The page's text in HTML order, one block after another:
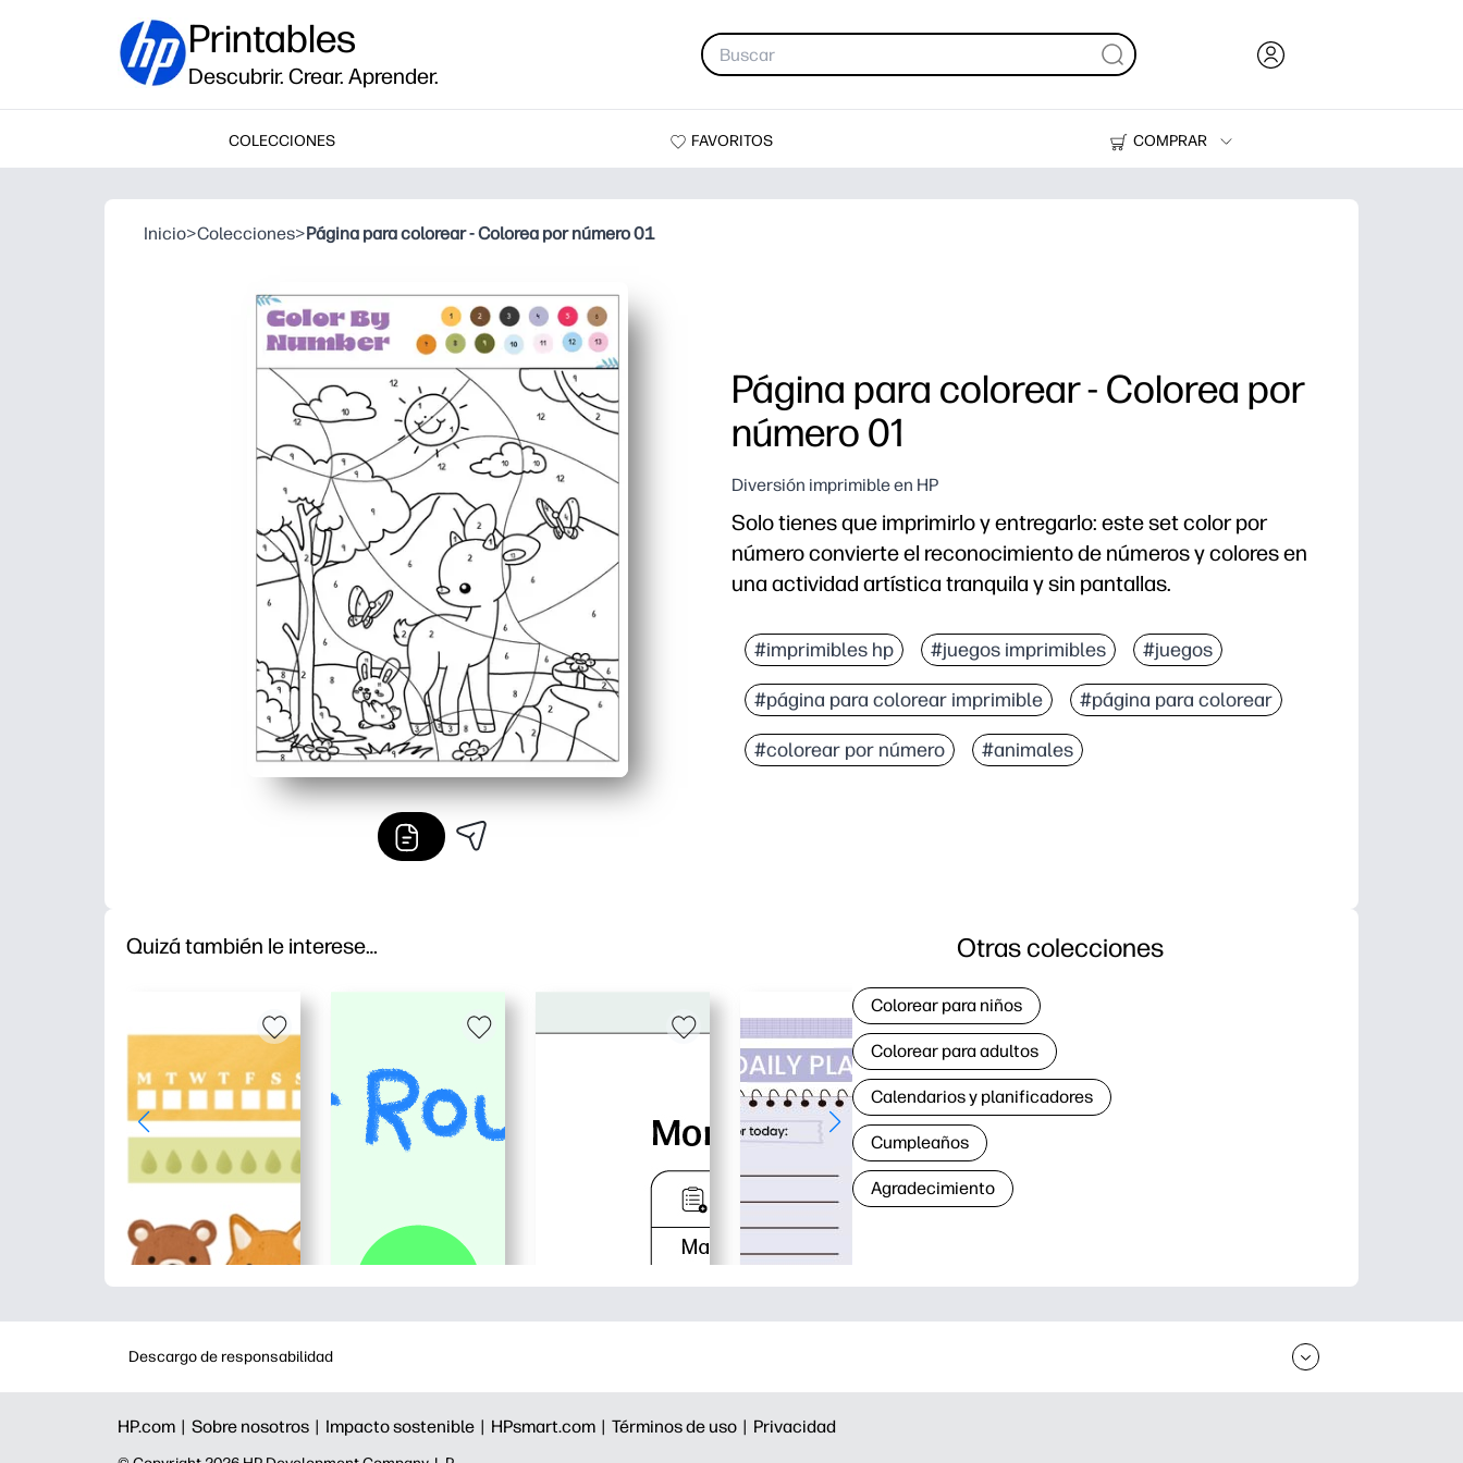
Printables
Descubrir. Crear. Aprender.
COLECCIONES FAVORITOS
COMPRAR
Impresoras
Inicio>Colecciones>Página para colorear - Colorea por número 01
Página para colorear - Colorea por
número 01
Diversión imprimible en HP
Solo tienes que imprimirlo y entregarlo: este set color por
número convierte el reconocimiento de números y colores en
una actividad artística tranquila y sin pantallas.
Sin preparación: imprima una página y vaya al trabajo matutino, a los
Desarrolla habilidades clave: reconocimiento de números, combinación
Apto para la motricidad fina: colorear dentro de las formas mejora el
Revelación motivadora: los niños se mantienen comprometidos para
#imprimibles hp #juegos imprimibles #juegos
#página para colorear imprimible #página para colorear
#colorear por número #animales
Quizá también le interese… Otras colecciones
Colorear para niños
Colorear para adultos
Calendarios y planificadores
Cumpleaños
Agradecimiento
Descargo de responsabilidad
HP.com | Sobre nosotros | Impacto sostenible | HPsmart.com | Términos de uso | Privacidad